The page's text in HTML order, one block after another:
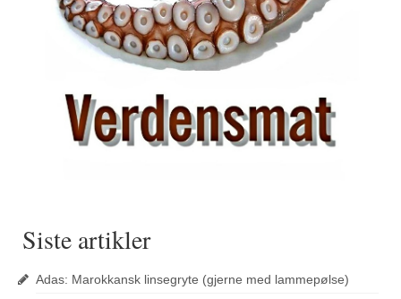
Siste artikler
Adas: Marokkansk linsegryte (gjerne med lammepølse)